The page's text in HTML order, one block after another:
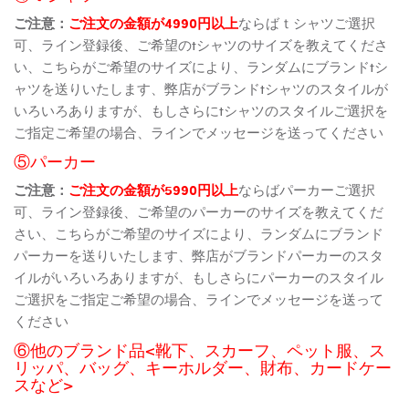
ご注意： ご注文の金額が4990円以上ならばｔシャツご選択
可、ライン登録後、ご希望のtシャツのサイズを教えてくださ
い、こちらがご希望のサイズにより、ランダムにブランドtシ
ャツを送りいたします、弊店がブランドtシャツのスタイルが
いろいろありますが、もしさらにtシャツのスタイルご選択を
ご指定ご希望の場合、ラインでメッセージを送ってください
⑤パーカー
ご注意： ご注文の金額が5990円以上ならばパーカーご選択
可、ライン登録後、ご希望のパーカーのサイズを教えてくだ
さい、こちらがご希望のサイズにより、ランダムにブランド
パーカーを送りいたします、弊店がブランドパーカーのスタ
イルがいろいろありますが、もしさらにパーカーのスタイル
ご選択をご指定ご希望の場合、ラインでメッセージを送って
ください
⑥他のブランド品<靴下、スカーフ、ペット服、ス
リッパ、バッグ、キーホルダー、財布、カードケー
スなど>